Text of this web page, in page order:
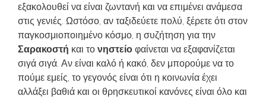
εξακολουθεί να είναι ζωντανή και να επιμένει ανάμεσα
στις γενιές. Ωστόσο, αν ταξιδεύετε πολύ, ξέρετε ότι στον
παγκοσμιοποιημένο κόσμο, η συζήτηση για την
Σαρακοστή και τονηστείοφαίνεται να εξαφανίζεται
σιγά σιγά. Αν είναι καλό ή κακό, δεν μπορούμε να το
πούμε εμείς, το γεγονός είναι ότι η κοινωνία έχει
αλλάξει βαθιά και οι θρησκευτικοί κανόνες είναι όλο και